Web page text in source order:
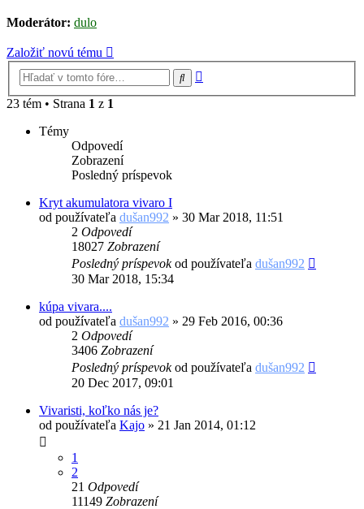
Moderátor: dulo
Založiť novú tému
Hľadať
23 tém • Strana 1 z 1
Témy
Odpovedí
Zobrazení
Posledný príspevok
Kryt akumulatora vivaro I
od používateľa dušan992 » 30 Mar 2018, 11:51
2 Odpovedí
18027 Zobrazení
Posledný príspevokod používateľa dušan992
30 Mar 2018, 15:34
kúpa vivara....
od používateľa dušan992 » 29 Feb 2016, 00:36
2 Odpovedí
3406 Zobrazení
Posledný príspevokod používateľa dušan992
20 Dec 2017, 09:01
Vivaristi, koľko nás je?
od používateľa Kajo » 21 Jan 2014, 01:12
1
2
21 Odpovedí
11149 Zobrazení